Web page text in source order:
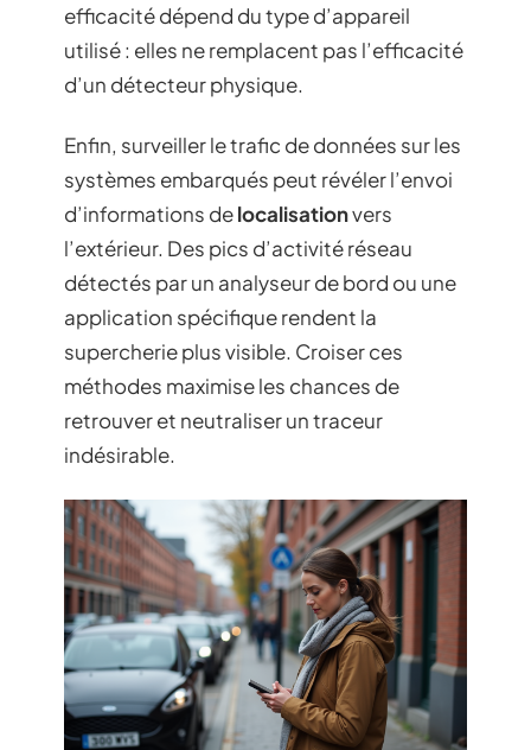
efficacité dépend du type d’appareil
utilisé : elles ne remplacent pas l’efficacité
d’un détecteur physique.
Enfin, surveiller le trafic de données sur les
systèmes embarqués peut révéler l’envoi
d’informations delocalisationvers
l’extérieur. Des pics d’activité réseau
détectés par un analyseur de bord ou une
application spécifique rendent la
supercherie plus visible. Croiser ces
méthodes maximise les chances de
retrouver et neutraliser un traceur
indésirable.